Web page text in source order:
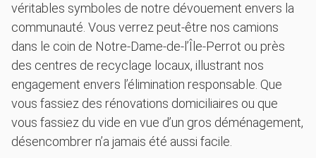
véritables symboles de notre dévouement envers la
communauté. Vous verrez peut-être nos camions
dans le coin de Notre-Dame-de-l’Île-Perrot ou près
des centres de recyclage locaux, illustrant nos
engagement envers l’élimination responsable. Que
vous fassiez des rénovations domiciliaires ou que
vous fassiez du vide en vue d’un gros déménagement,
désencombrer n’a jamais été aussi facile.